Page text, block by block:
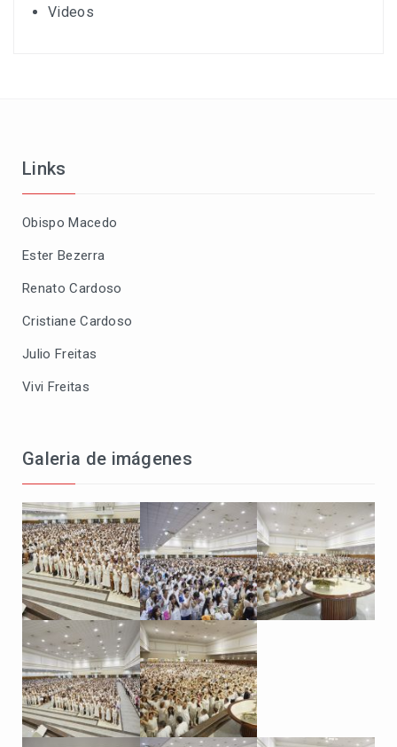
Videos
Links
Obispo Macedo
Ester Bezerra
Renato Cardoso
Cristiane Cardoso
Julio Freitas
Vivi Freitas
Galeria de imágenes